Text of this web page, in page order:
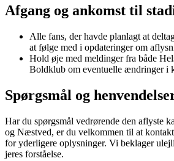
Afgang og ankomst til
Alle fans, der havde planlagt at
at følge med i opdateringer om
Hold øje med meldinger fra både
Boldklub om eventuelle ændringer i
Spørgsmål og
Har du spørgsmål vedrørende den aflyste
og Næstved, er du velkommen til at
for yderligere oplysninger. Vi beklager
jeres forståelse.